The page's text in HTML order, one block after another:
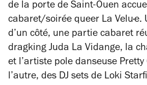
de la porte de Saint-Ouen
cabaret/soirée queer La Velu·e.
d’un côté, une partie cabaret
dragking Juda La Vidange, la
et l’artiste pole danseuse
l’autre, des DJ sets de Loki